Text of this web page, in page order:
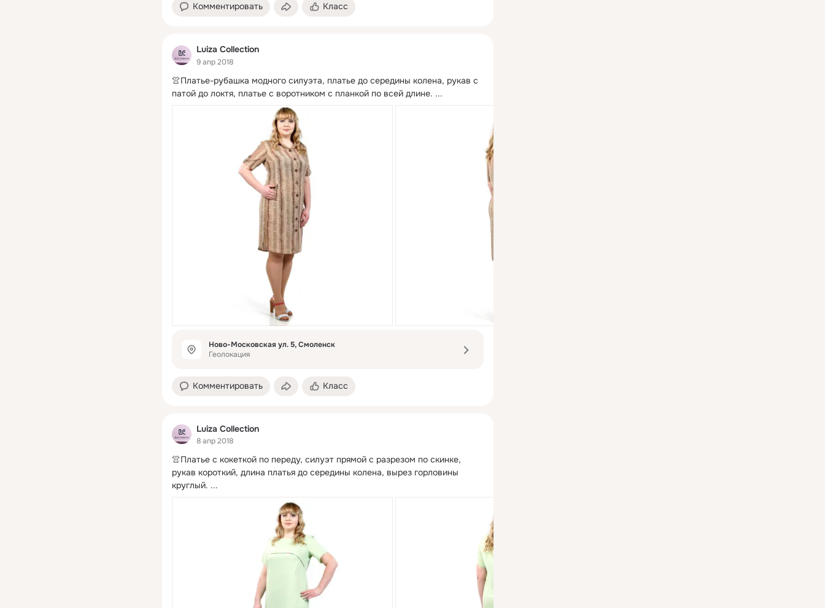
Комментировать Класс
Luiza Collection
9 апр 2018
👚Платье-рубашка модного силуэта, платье до середины колена, рукав с
патой до локтя, платье с воротником с планкой по всей длине. ...
Ново-Московская ул. 5, Смоленск
Геолокация
Комментировать Класс
Luiza Collection
8 апр 2018
👚Платье с кокеткой по переду, силуэт прямой с разрезом по скинке,
рукав короткий, длина платья до середины колена, вырез горловины
круглый. ...